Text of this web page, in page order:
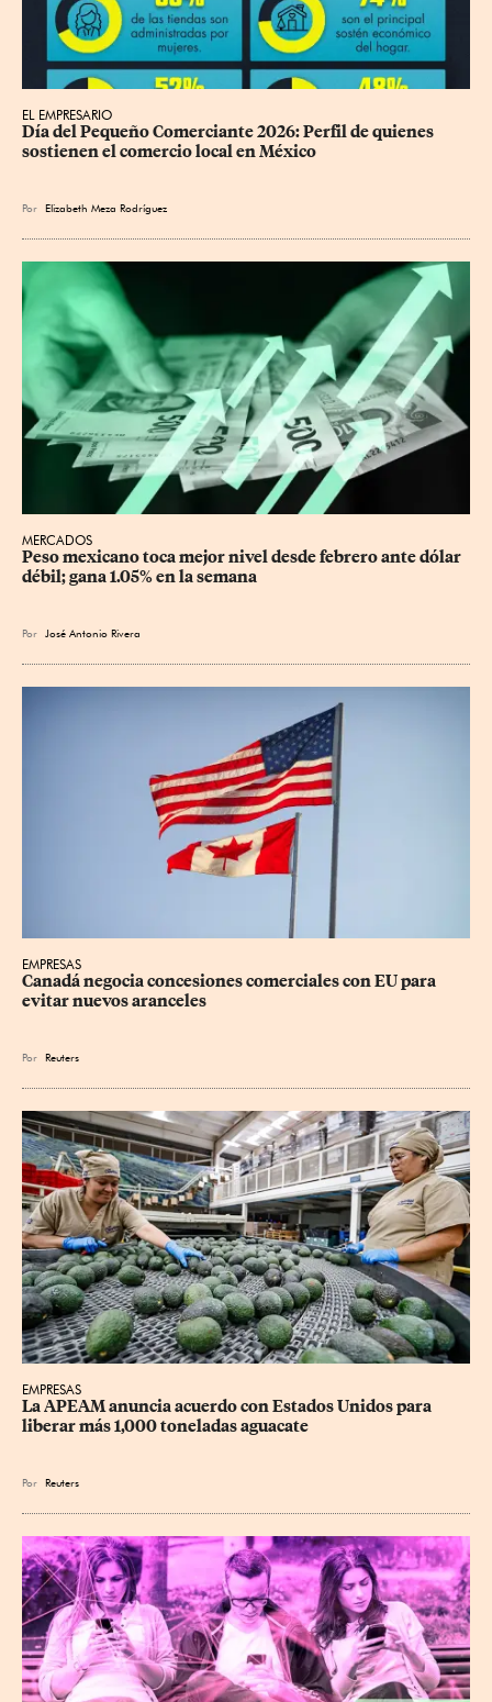
EL EMPRESARIO
Día del Pequeño Comerciante 2026: Perfil de quienes
sostienen el comercio local en México
Por Elizabeth Meza Rodríguez
MERCADOS
Peso mexicano toca mejor nivel desde febrero ante dólar
débil; gana 1.05% en la semana
Por José Antonio Rivera
EMPRESAS
Canadá negocia concesiones comerciales con EU para
evitar nuevos aranceles
Por Reuters
EMPRESAS
La APEAM anuncia acuerdo con Estados Unidos para
liberar más 1,000 toneladas aguacate
Por Reuters